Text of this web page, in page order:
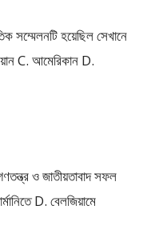
সম্মেলনটি হয়েছিল সেখানে
C. আমেরিকান D.
ও জাতীয়তাবাদ সফল
D. বেলজিয়ামে